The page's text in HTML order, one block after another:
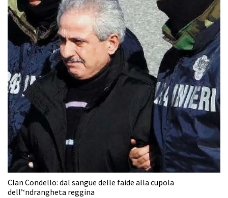
Clan Condello: dal sangue delle faide alla cupola
dell’‘ndrangheta reggina